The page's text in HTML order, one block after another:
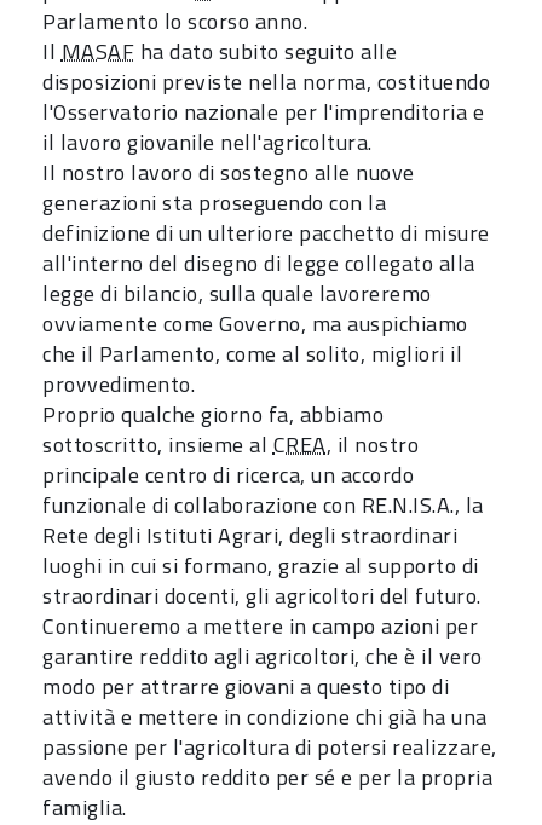
Parlamento lo scorso anno.
IlMASAF ha dato subito seguito alle
disposizioni previste nella norma, costituendo
l'Osservatorio nazionale per l'imprenditoria e
il lavoro giovanile nell'agricoltura.
Il nostro lavoro di sostegno alle nuove
generazioni sta proseguendo con la
definizione di un ulteriore pacchetto di misure
all'interno del disegno di legge collegato alla
legge di bilancio, sulla quale lavoreremo
ovviamente come Governo, ma auspichiamo
che il Parlamento, come al solito, migliori il
provvedimento.
Proprio qualche giorno fa, abbiamo
sottoscritto, insieme alCREA, il nostro
principale centro di ricerca, un accordo
funzionale di collaborazione con RE.N.IS.A., la
Rete degli Istituti Agrari, degli straordinari
luoghi in cui si formano, grazie al supporto di
straordinari docenti, gli agricoltori del futuro.
Continueremo a mettere in campo azioni per
garantire reddito agli agricoltori, che è il vero
modo per attrarre giovani a questo tipo di
attività e mettere in condizione chi già ha una
passione per l'agricoltura di potersi realizzare,
avendo il giusto reddito per sé e per la propria
famiglia.